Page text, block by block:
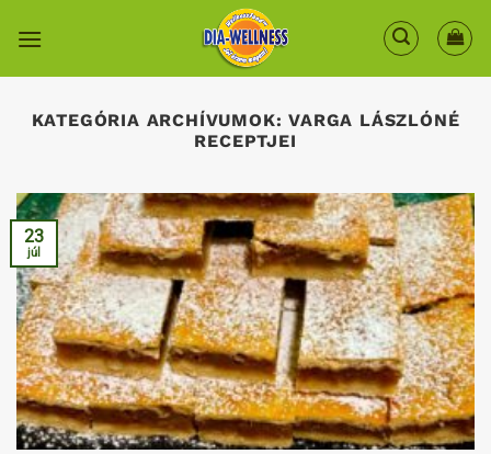
KATEGÓRIA ARCHÍVUMOK:VARGA LÁSZLÓNÉ
RECEPTJEI
23
júl